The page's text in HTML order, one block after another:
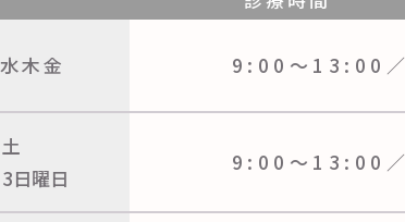
木金 9:00〜13:00／
土
日曜日
9:00〜13:00／